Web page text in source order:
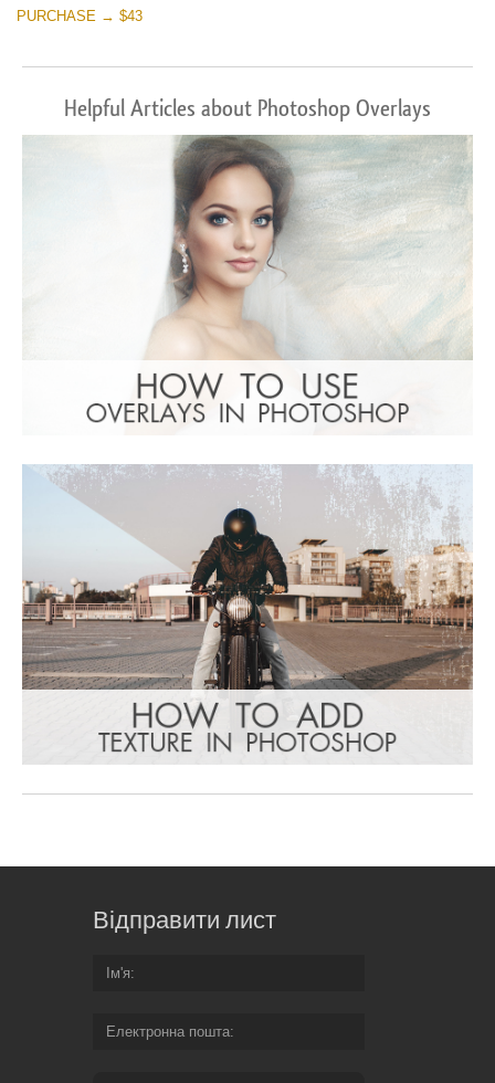
PURCHASE → $43
Helpful Articles about Photoshop Overlays
Відправити лист
Ім'я
Електронна пошта